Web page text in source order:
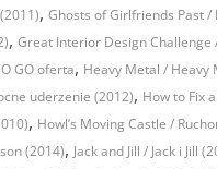
, Ghosts of Girlfriends Past /
, Great Interior Design
GO oferta, Heavy Metal / Heavy
uderzenie (2012), How to Fix
, Howl’s Moving Castle /
(2014), Jack and Jill / Jack i Jill